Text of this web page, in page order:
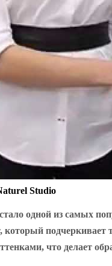
Studio
одной из самых
подчеркивает
что делает